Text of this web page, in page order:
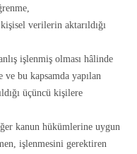
verilerin aktarıldığı
işlenmiş olması hâlinde
bu kapsamda yapılan
üçüncü kişilere
kanun hükümlerine uygun
işlenmesini gerektiren